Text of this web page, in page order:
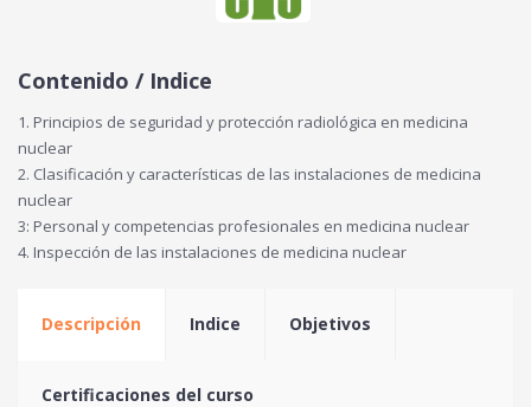
Contenido / Indice
1. Principios de seguridad y protección radiológica en medicina
nuclear
2. Clasificación y características de las instalaciones de medicina
nuclear
3: Personal y competencias profesionales en medicina nuclear
4. Inspección de las instalaciones de medicina nuclear
Descripción Indice Objetivos
Certificaciones del curso